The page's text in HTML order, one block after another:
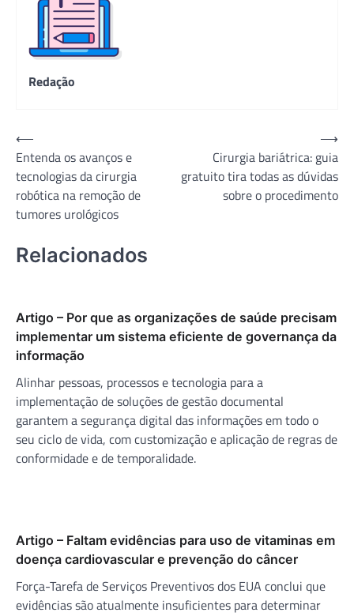
Redação
Navegação
de
Post
⟵
Entenda os avanços e
tecnologias da cirurgia
robótica na remoção de
tumores urológicos
Cirurgia bariátrica: guia
gratuito tira todas as dúvidas
sobre o procedimento
⟶
Relacionados
Artigo – Por que as organizações de saúde precisam
implementar um sistema eficiente de governança da
informação
Alinhar pessoas, processos e tecnologia para a
implementação de soluções de gestão documental
garantem a segurança digital das informações em todo o
seu ciclo de vida, com customização e aplicação de regras de
conformidade e de temporalidade.
Artigo – Faltam evidências para uso de vitaminas em
doença cardiovascular e prevenção do câncer
Força-Tarefa de Serviços Preventivos dos EUA conclui que
evidências são atualmente insuficientes para determinar